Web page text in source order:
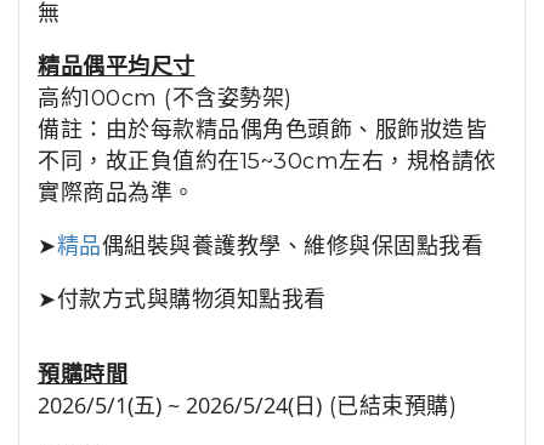
無
精品偶平均尺寸
高約100cm (不含姿勢架)
備註：由於每款精品偶角色頭飾、服飾妝造皆
不同，故正負值約在15~30cm左右，規格請依
實際商品為準。
➤精品偶組裝與養護教學、維修與保固點我看
➤付款方式與購物須知點我看
預購時間
2026/5/1(五) ~ 2026/5/24(日) (已結束預購)